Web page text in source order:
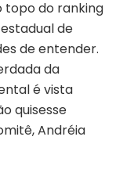
topo do ranking
de
de entender.
da
é vista
quisesse
Andréia